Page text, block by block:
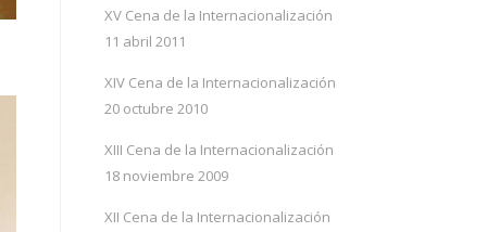
XV Cena de la Internacionalización
11 abril 2011
XIV Cena de la Internacionalización
20 octubre 2010
XIII Cena de la Internacionalización
18 noviembre 2009
XII Cena de la Internacionalización